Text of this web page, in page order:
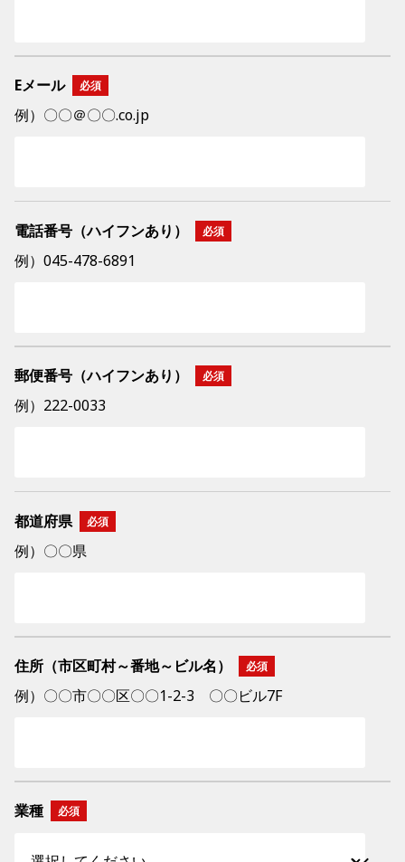
Eメール
例）〇〇＠〇〇.co.jp
電話番号（ハイフンあり）
例）045-478-6891
郵便番号（ハイフンあり）
例）222-0033
都道府県
例）〇〇県
住所（市区町村～番地～ビル名）
例）〇〇市〇〇区〇〇1-2-3 〇〇ビル7F
業種